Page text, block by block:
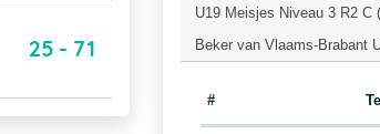
25 - 71
U19 Meisjes Niveau 3 R2 C
Beker van Vlaams-Brabant
#